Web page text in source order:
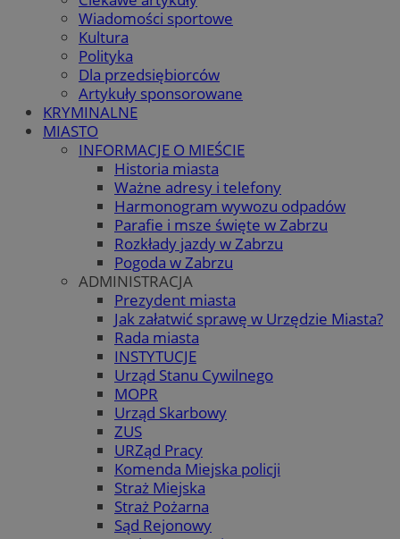
Wiadomości sportowe
Kultura
Polityka
Dla przedsiębiorców
Artykuły sponsorowane
KRYMINALNE
MIASTO
INFORMACJE O MIEŚCIE
Historia miasta
Ważne adresy i telefony
Harmonogram wywozu odpadów
Parafie i msze święte w Zabrzu
Rozkłady jazdy w Zabrzu
Pogoda w Zabrzu
ADMINISTRACJA
Prezydent miasta
Jak załatwić sprawę w Urzędzie Miasta?
Rada miasta
INSTYTUCJE
Urząd Stanu Cywilnego
MOPR
Urząd Skarbowy
ZUS
URZąd Pracy
Komenda Miejska policji
Straż Miejska
Straż Pożarna
Sąd Rejonowy